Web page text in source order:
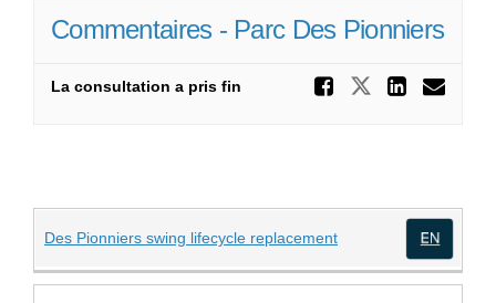
Commentaires - Parc Des Pionniers
La consultation a pris fin Partager
Des Pionniers swing lifecycle replacement(Liens externes)